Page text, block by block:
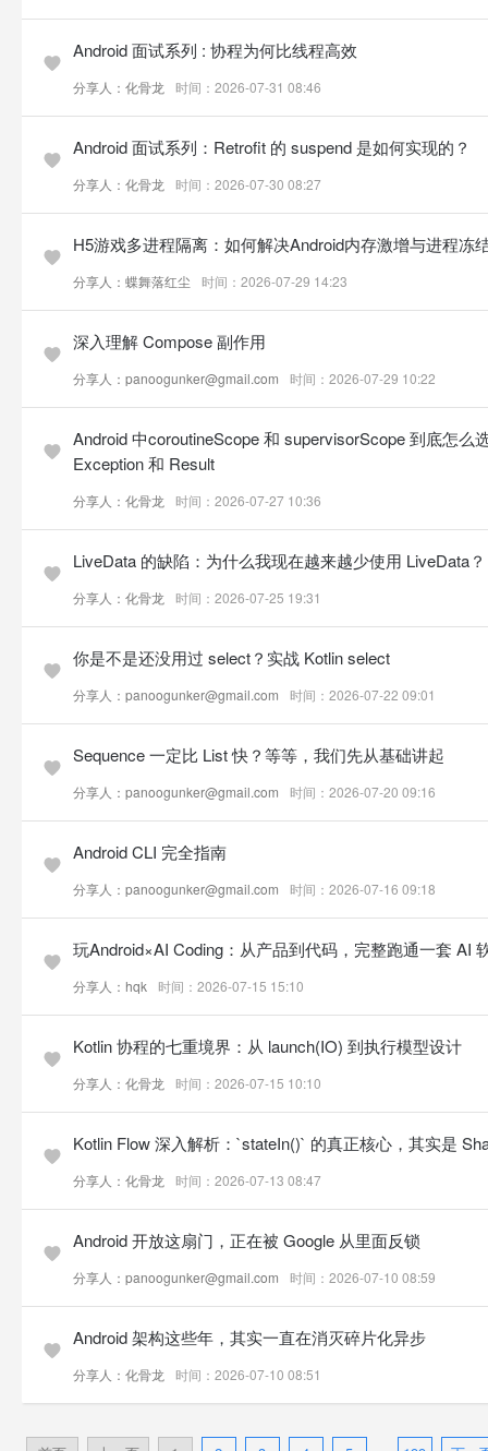
Android 面试系列 : 协程为何比线程高效
分享人：化骨龙 时间：2026-07-31 08:46
Android 面试系列：Retrofit 的 suspend 是如何实现的？
分享人：化骨龙 时间：2026-07-30 08:27
H5游戏多进程隔离：如何解决Android内存激增与进程冻
分享人：蝶舞落红尘 时间：2026-07-29 14:23
深入理解 Compose 副作用
分享人：panoogunker@gmail.com 时间：2026-07-29 10:22
Android 中coroutineScope 和 supervisorScope 到底怎么
Exception 和 Result
分享人：化骨龙 时间：2026-07-27 10:36
LiveData 的缺陷：为什么我现在越来越少使用 LiveData？
分享人：化骨龙 时间：2026-07-25 19:31
你是不是还没用过 select？实战 Kotlin select
分享人：panoogunker@gmail.com 时间：2026-07-22 09:01
Sequence 一定比 List 快？等等，我们先从基础讲起
分享人：panoogunker@gmail.com 时间：2026-07-20 09:16
Android CLI 完全指南
分享人：panoogunker@gmail.com 时间：2026-07-16 09:18
玩Android×AI Coding：从产品到代码，完整跑通一套 AI
分享人：hqk 时间：2026-07-15 15:10
Kotlin 协程的七重境界：从 launch(IO) 到执行模型设计
分享人：化骨龙 时间：2026-07-15 10:10
Kotlin Flow 深入解析：`stateIn()` 的真正核心，其实是
分享人：化骨龙 时间：2026-07-13 08:47
Android 开放这扇门，正在被 Google 从里面反锁
分享人：panoogunker@gmail.com 时间：2026-07-10 08:59
Android 架构这些年，其实一直在消灭碎片化异步
分享人：化骨龙 时间：2026-07-10 08:51